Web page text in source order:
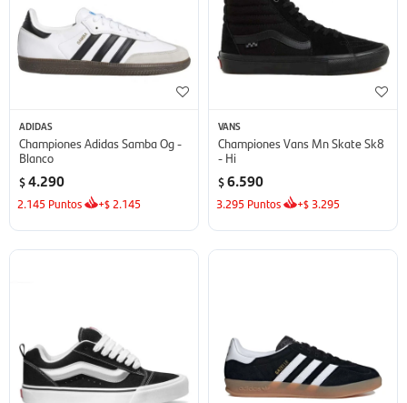
ADIDAS
Championes Adidas Samba Og -
Blanco
$4.290
2.145 Puntos +$ 2.145
VANS
Championes Vans Mn Skate Sk8
- Hi
$6.590
3.295 Puntos +$ 3.295